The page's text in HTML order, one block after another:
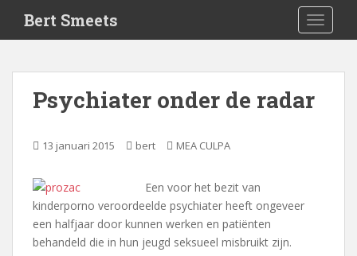
i
Bert Smeets
Psychiater onder de radar
13 januari 2015 bert MEA CULPA
Een voor het bezit van
kinderporno veroordeelde psychiater heeft ongeveer
een halfjaar door kunnen werken en patiënten
behandeld die in hun jeugd seksueel misbruikt zijn.